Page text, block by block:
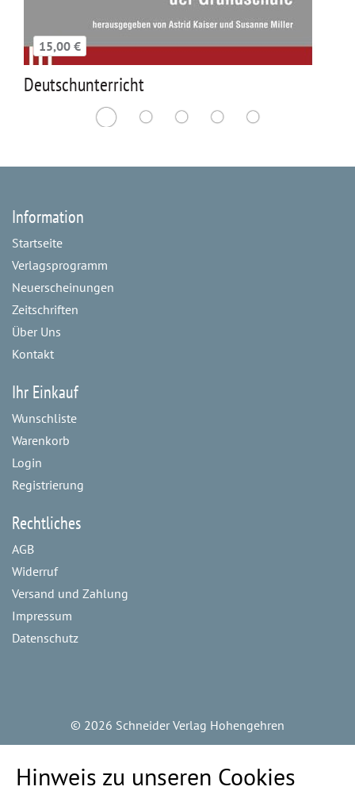
15,00 €
Deutschunterricht
Information
Startseite
Verlagsprogramm
Neuerscheinungen
Zeitschriften
Über Uns
Kontakt
Ihr Einkauf
Wunschliste
Warenkorb
Login
Registrierung
Rechtliches
AGB
Widerruf
Versand und Zahlung
Impressum
Datenschutz
© 2026 Schneider Verlag Hohengehren
Hinweis zu unseren Cookies